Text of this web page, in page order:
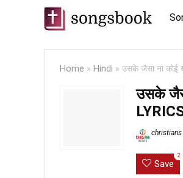
Home » Hindi » उसके जैसा ना कोई
उसके
christians
Save
2